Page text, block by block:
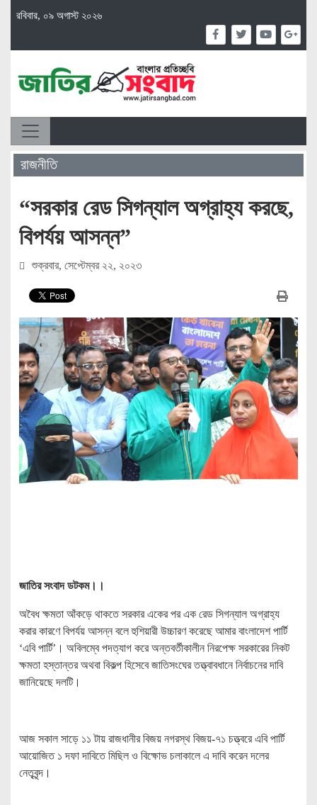
রবিবার, ০৯ অগাস্ট ২০২৬
রাজনীতি
“সরকার রেড সিগন্যাল অগ্রাহ্য করছে,
বিপর্যয় আসন্ন”
শুক্রবার, সেপ্টেম্বর ২২, ২০২৩
জাতির সংবাদ ডটকম।।
অবৈধ ক্ষমতা আঁকড়ে থাকতে সরকার একের পর এক রেড সিগন্যাল অগ্রাহ্য
করার কারণে বিপর্যয় আসন্ন বলে হুশিয়ারী উচ্চারণ করেছে আমার বাংলাদেশ পার্টি
‘এবি পার্টি’। অবিলম্বে পদত্যাগ করে অন্তবর্তীকালীন নিরপেক্ষ সরকারের নিকট
ক্ষমতা হস্তান্তর অথবা বিকল্প হিসেবে জাতিসংঘের তত্ত্বাবধানে নির্বাচনের দাবি
জানিয়েছে দলটি।
আজ সকাল সাড়ে ১১ টায় রাজধানীর বিজয় নগরস্থ বিজয়-৭১ চত্ত্বরে এবি পার্টি
আয়োজিত ১ দফা দাবিতে মিছিল ও বিক্ষোভ চলাকালে এ দাবি করেন দলের
নেতৃবৃন্দ।